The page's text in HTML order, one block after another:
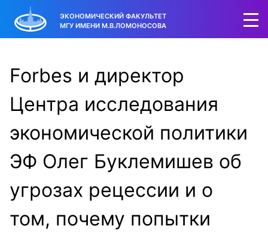
ЭКОНОМИЧЕСКИЙ ФАКУЛЬТЕТ
МГУ ИМЕНИ М.В.ЛОМОНОСОВА
Forbes и директор
Центра исследования
экономической политики
ЭФ Олег Буклемишев об
угрозах рецессии и о
том, почему попытки